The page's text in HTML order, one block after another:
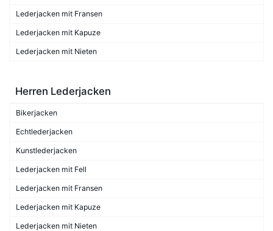
Lederjacken mit Fransen
Lederjacken mit Kapuze
Lederjacken mit Nieten
Herren Lederjacken
Bikerjacken
Echtlederjacken
Kunstlederjacken
Lederjacken mit Fell
Lederjacken mit Fransen
Lederjacken mit Kapuze
Lederjacken mit Nieten